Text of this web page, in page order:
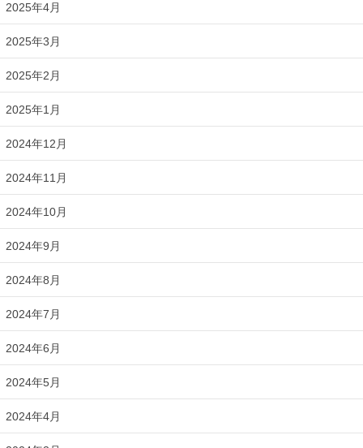
2025年4月
2025年3月
2025年2月
2025年1月
2024年12月
2024年11月
2024年10月
2024年9月
2024年8月
2024年7月
2024年6月
2024年5月
2024年4月